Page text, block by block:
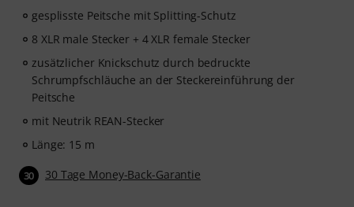
gesplisste Peitsche mit Splitting-Schutz
8 XLR male Stecker + 4 XLR female Stecker
zusätzlicher Knickschutz durch bedruckte
Schrumpfschläuche an der Steckereinführung der
Peitsche
mit Neutrik REAN-Stecker
Länge: 15 m
30 30 Tage Money-Back-Garantie